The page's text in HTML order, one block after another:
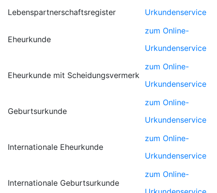
Lebenspartnerschaftsregister
Urkundenservice
Eheurkunde
zum Online-
Urkundenservice
Eheurkunde mit Scheidungsvermerk
zum Online-
Urkundenservice
Geburtsurkunde
zum Online-
Urkundenservice
Internationale Eheurkunde
zum Online-
Urkundenservice
Internationale Geburtsurkunde
zum Online-